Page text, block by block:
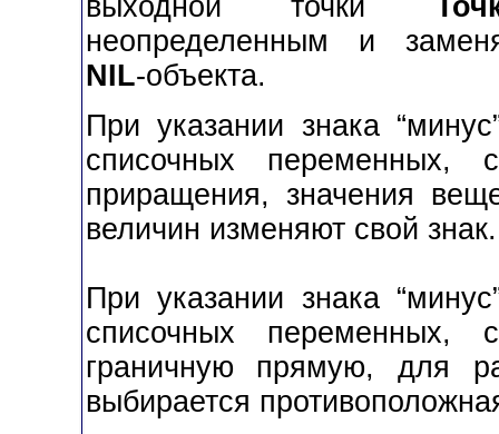
выходной точки
неопределенным и
NIL-объекта.
При указании знака
списочных переменных,
приращения, значения
величин изменяют свой знак.
При указании знака
списочных переменных,
граничную прямую, для
выбирается